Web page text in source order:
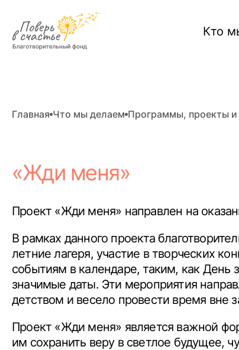
Кто
Главная Программы, проекты и
Что мы делаем
«Жди меня»
Проект «Жди меня» направлен на
В рамках данного проекта
летние лагеря, участие в творческих
событиям в календаре, таким, как День
значимые даты. Эти мероприятия
детством и весело провести время вне
Проект «Жди меня» является важной
им сохранить веру в светлое будущее,